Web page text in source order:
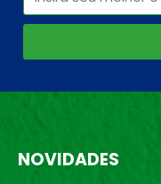
NOVIDADES